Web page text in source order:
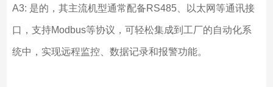
A3: 是的，其主流机型通常配备RS485、以太网等通讯接
口，支持Modbus等协议，可轻松集成到工厂的自动化系
统中，实现远程监控、数据记录和报警功能。